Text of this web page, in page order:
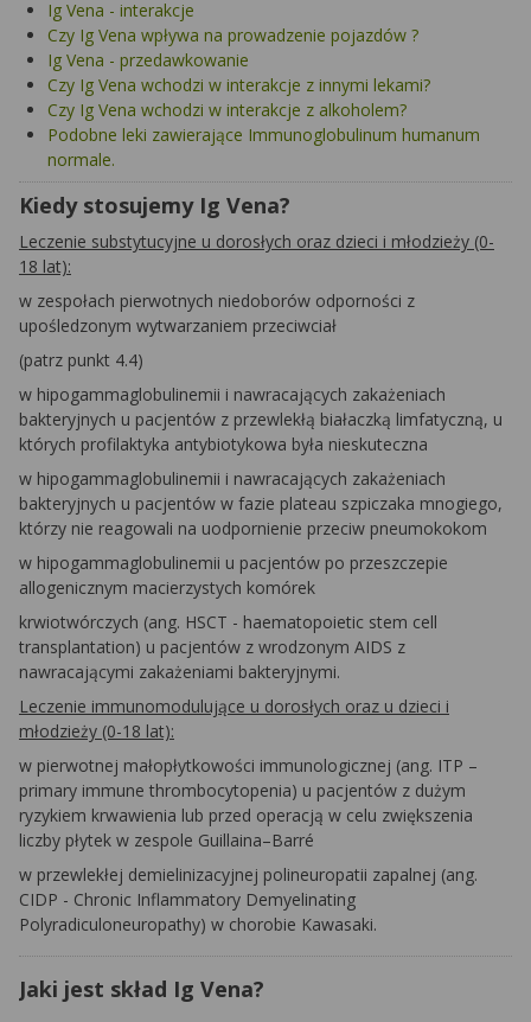
Ig Vena - interakcje
Czy Ig Vena wpływa na prowadzenie pojazdów ?
Ig Vena - przedawkowanie
Czy Ig Vena wchodzi w interakcje z innymi lekami?
Czy Ig Vena wchodzi w interakcje z alkoholem?
Podobne leki zawierające Immunoglobulinum humanum
normale.
Kiedy stosujemy Ig Vena?
Leczenie substytucyjne u dorosłych oraz dzieci i młodzieży (0-
18 lat):
w zespołach pierwotnych niedoborów odporności z
upośledzonym wytwarzaniem przeciwciał
(patrz punkt 4.4)
w hipogammaglobulinemii i nawracających zakażeniach
bakteryjnych u pacjentów z przewlekłą białaczką limfatyczną, u
których profilaktyka antybiotykowa była nieskuteczna
w hipogammaglobulinemii i nawracających zakażeniach
bakteryjnych u pacjentów w fazie plateau szpiczaka mnogiego,
którzy nie reagowali na uodpornienie przeciw pneumokokom
w hipogammaglobulinemii u pacjentów po przeszczepie
allogenicznym macierzystych komórek
krwiotwórczych (ang. HSCT - haematopoietic stem cell
transplantation) u pacjentów z wrodzonym AIDS z
nawracającymi zakażeniami bakteryjnymi.
Leczenie immunomodulujące u dorosłych oraz u dzieci i
młodzieży (0-18 lat):
w pierwotnej małopłytkowości immunologicznej (ang. ITP –
primary immune thrombocytopenia) u pacjentów z dużym
ryzykiem krwawienia lub przed operacją w celu zwiększenia
liczby płytek w zespole Guillaina–Barré
w przewlekłej demielinizacyjnej polineuropatii zapalnej (ang.
CIDP - Chronic Inflammatory Demyelinating
Polyradiculoneuropathy) w chorobie Kawasaki.
Jaki jest skład Ig Vena?